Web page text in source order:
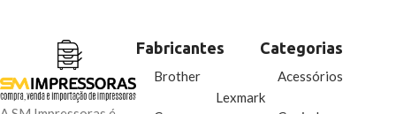
impressões com qualidade
profissional e alta velocidade de
impressão .
uma alta resolução. A MFP
integrados como o HP ePrint
que você imprime, de qualquer
Fabricantes
Brother
Lexmark
Categorias
Acessórios